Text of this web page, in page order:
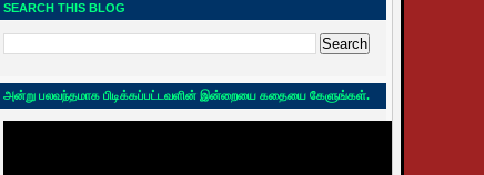
SEARCH THIS BLOG
அன்று பலவந்தமாக பிடிக்கப்பட்டவளின் இன்றையை கதையை கேளுங்கள்.